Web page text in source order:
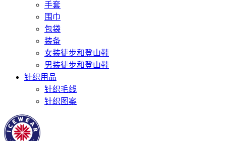
手套
围巾
包袋
装备
女装徒步和登山鞋
男装徒步和登山鞋
针织用品
针织毛线
针织图案